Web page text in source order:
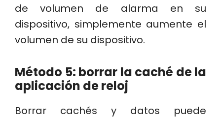
de volumen de alarma en su
dispositivo, simplemente aumente el
volumen de su dispositivo.
Método 5: borrar la caché de la
aplicación de reloj
Borrar cachés y datos puede